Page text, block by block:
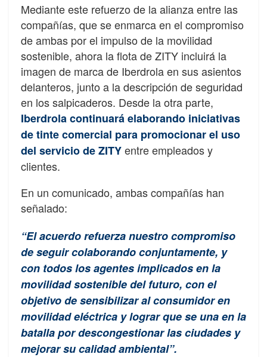
Mediante este refuerzo de la alianza entre las
compañías, que se enmarca en el compromiso
de ambas por el impulso de la movilidad
sostenible, ahora la flota de ZITY incluirá la
imagen de marca de Iberdrola en sus asientos
delanteros, junto a la descripción de seguridad
en los salpicaderos. Desde la otra parte,
Iberdrola continuará elaborando iniciativas
de tinte comercial para promocionar el uso
del servicio de ZITYentre empleados y
clientes.
En un comunicado, ambas compañías han
señalado:
“El acuerdo refuerza nuestro compromiso
de seguir colaborando conjuntamente, y
con todos los agentes implicados en la
movilidad sostenible del futuro, con el
objetivo de sensibilizar al consumidor en
movilidad eléctrica y lograr que se una en la
batalla por descongestionar las ciudades y
mejorar su calidad ambiental”.